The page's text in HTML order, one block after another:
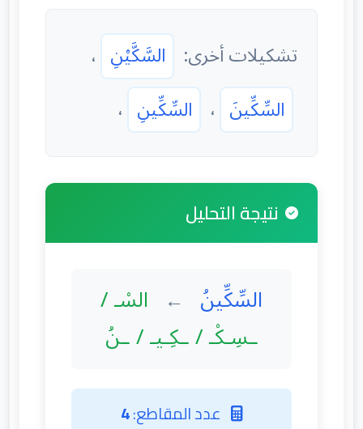
تشكيلات أخرى: السَّكَّيْنِ ،
السِّكِّينَ ، السِّكِّينِ ،
نتيجة التحليل
السِّكِّينُ ← السْـ /
ـسِـكْـ / ـكِـيـ / ـنُ
عدد المقاطع:4